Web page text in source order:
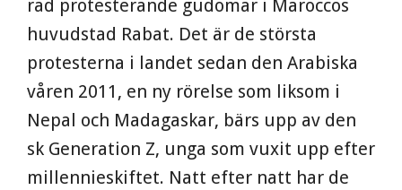
rad protesterande gudomar i Maroccos
huvudstad Rabat. Det är de största
protesterna i landet sedan den Arabiska
våren 2011, en ny rörelse som liksom i
Nepal och Madagaskar, bärs upp av den
sk Generation Z, unga som vuxit upp efter
millennieskiftet. Natt efter natt har de